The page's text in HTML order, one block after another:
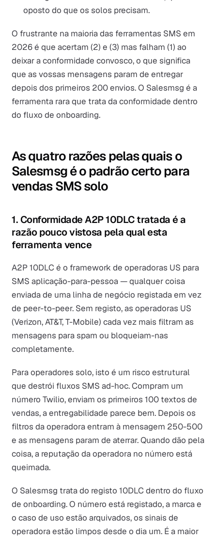
oposto do que os solos precisam.
O frustrante na maioria das ferramentas SMS em
2026 é que acertam (2) e (3) mas falham (1) ao
deixar a conformidade convosco, o que significa
que as vossas mensagens param de entregar
depois dos primeiros 200 envios. O Salesmsg é a
ferramenta rara que trata da conformidade dentro
do fluxo de onboarding.
As quatro razões pelas quais o
Salesmsg é o padrão certo para
vendas SMS solo
1. Conformidade A2P 10DLC tratada é a
razão pouco vistosa pela qual esta
ferramenta vence
A2P 10DLC é o framework de operadoras US para
SMS aplicação-para-pessoa — qualquer coisa
enviada de uma linha de negócio registada em vez
de peer-to-peer. Sem registo, as operadoras US
(Verizon, AT&T, T-Mobile) cada vez mais filtram as
mensagens para spam ou bloqueiam-nas
completamente.
Para operadores solo, isto é um risco estrutural
que destrói fluxos SMS ad-hoc. Compram um
número Twilio, enviam os primeiros 100 textos de
vendas, a entregabilidade parece bem. Depois os
filtros da operadora entram à mensagem 250-500
e as mensagens param de aterrar. Quando dão pela
coisa, a reputação da operadora no número está
queimada.
O Salesmsg trata do registo 10DLC dentro do fluxo
de onboarding. O número está registado, a marca e
o caso de uso estão arquivados, os sinais de
operadora estão limpos desde o dia um. É a maior